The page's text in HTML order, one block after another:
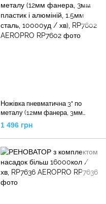
Ножівка пневматична 3" по
металу (12мм фанера, 3мм
пластик і алюміній, 1.5мм сталь,
10000уд / хв), RP7602
AEROPRO
1 496 грн